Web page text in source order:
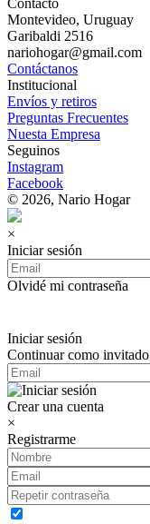
Contacto
Montevideo, Uruguay
Garibaldi 2516
nariohogar@gmail.com
Contáctanos
Institucional
Envíos y retiros
Preguntas Frecuentes
Nuesta Empresa
Seguinos
Instagram
Facebook
© 2026, Nario Hogar
×
Iniciar sesión
Olvidé mi contraseña
Iniciar sesión
Continuar como invitado
Crear una cuenta
×
Registrarme